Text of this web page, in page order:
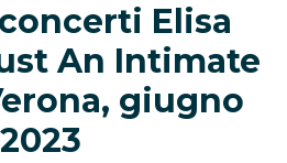
Elisa
An Intimate
giugno
2023